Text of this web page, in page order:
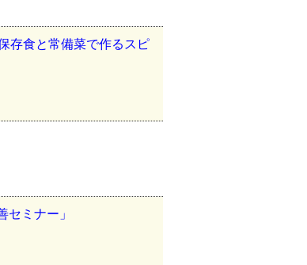
存食と常備菜で作るスピ
セミナー」